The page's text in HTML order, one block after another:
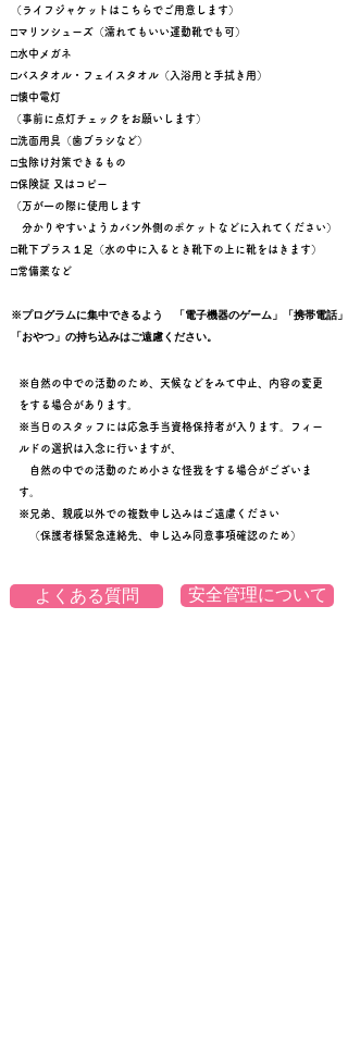
（ライフジャケットはこちらでご用意します）
​□マリンシューズ（濡れてもいい運動靴でも可）
□水中メガネ
□バスタオル・フェイスタオル（入浴用と手拭き用）
​□懐中電灯
（事前に点灯チェックをお願いします）
​​□洗面用具（歯ブラシなど）
​□虫除け対策できるもの
□保険証 又はコピー
（万が一の際に使用します
分かりやすいようカバン外側のポケットなどに入れてください）
□靴下プラス１足（水の中に入るとき靴下の上に靴をはきます）
□常備薬など
​​※プログラムに集中できるよう 「電子機器のゲーム」「携帯電話」
「おやつ」の持ち込みはご遠慮ください。
※自然の中での活動のため、天候などをみて中止、内容の変更
をする場合があります。​
※当日のスタッフには応急手当資格保持者が入ります。フィー
ルドの選択は入念に行いますが、
自然の中での活動のため小さな怪我をする場合がございま
す。
※兄弟、親戚以外での複数申し込みはご遠慮ください
（保護者様緊急連絡先、申し込み同意事項確認のため）
よくある質問 安全管理について